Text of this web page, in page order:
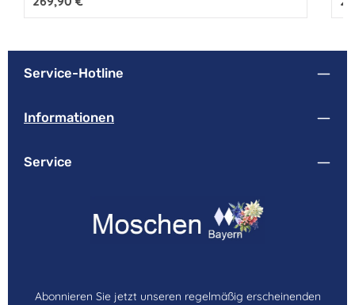
Service-Hotline
Informationen
Service
Abonnieren Sie jetzt unseren regelmäßig erscheinenden